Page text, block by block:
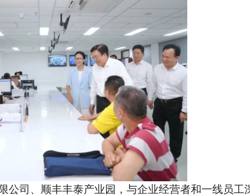
公司、顺丰丰泰产业园，与企业经营者和一线员工